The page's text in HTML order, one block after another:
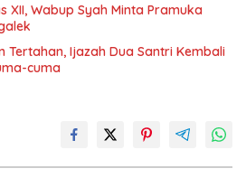
XII, Wabup Syah Minta Pramuka
Tertahan, Ijazah Dua Santri Kembali
cuma